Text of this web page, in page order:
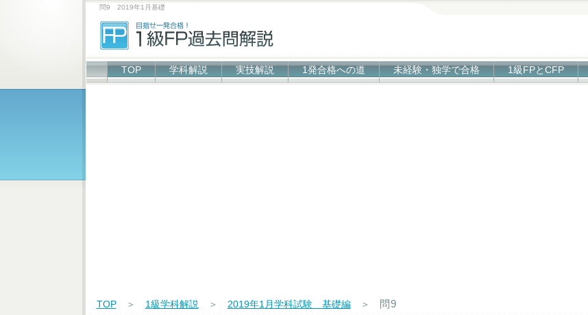
問9 2019年1月基礎
TOP 学科解説 実技解説 1発合格への道 未経験・独学で合格 1級FPとCFP
TOP＞ 1級学科解説 ＞ 2019年1月学科試験 基礎編＞ 問9